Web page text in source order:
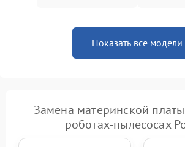
Показать все модели
Замена материнской
роботах-пылесосах